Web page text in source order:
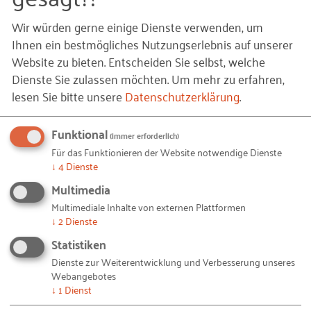
einladen, wo sie ein Pitch-Training und weitere
Coachings erhalten. Am Ende des Tages wird eine
Jury aus den vier Kandidaten den deutschen
Teilnehmer für den Creative Business Cup
benennen.
Teilnahmebedingungen und weitere Informationen
zum Bewerbungsverfahren finden Sie
Bewerbungen können ab soforthiereingereicht
Deutschland beteiligt sich innerhalb der
Gründerwoche Deutschland
sechsten Mal am Creative Business Cup, der im
Rahmen der internationalen Global
Entrepreneurship Week stattfindet. Der deutsche
Vorentscheid wird vomRKW Kompetenzzentrum
Wir würden gerne einige Dienste verwenden, um
Ihnen ein bestmögliches Nutzungserlebnis auf unserer
Website zu bieten. Entscheiden Sie selbst, welche
Dienste Sie zulassen möchten.Um mehr zu erfahren,
lesen Sie bitte unsereDatenschutzerklärung.
Funktional(immer erforderlich)
Für das Funktionieren der Website notwendige Dienste
↓ 4Dienste
Multimedia
Multimediale Inhalte von externen Plattformen
↓ 2Dienste
Statistiken
Dienste zur Weiterentwicklung und Verbesserung unseres
Webangebotes
↓ 1 Dienst